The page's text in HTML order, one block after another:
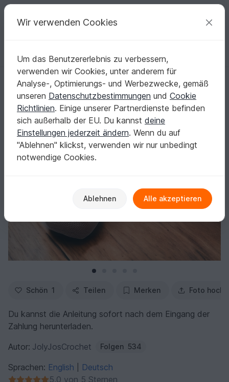
Deine kreativen Ideen
Deutsch | € (EUR) einloggen Kostenlos registrieren
Startseite Häkeln Amigurumi Einhörner
Einhorn XXL
Einhorn XXL
Schön 1 Teilen Merken Foto
Du kannst die Anleitung sofort nach dem Eingang der
Zahlung herunterladen.
Autor: JolyJosCrochet Folgen 534
Sprachen: English
Deutsch
5,0 von 5 Sternen
Wir verwenden Cookies
Um das Benutzererlebnis zu verbessern,
verwenden wir Cookies, unter anderem für
Analyse-, Optimierungs- und Werbezwecke, gemäß
unseren Datenschutzbestimmungen und Cookie
Richtlinien. Einige unserer Partnerdienste befinden
sich außerhalb der EU. Du kannst deine
Einstellungen jederzeit ändern. Wenn du auf
"Ablehnen" klickst, verwenden wir nur unbedingt
notwendige Cookies.
Ablehnen Alle akzeptieren